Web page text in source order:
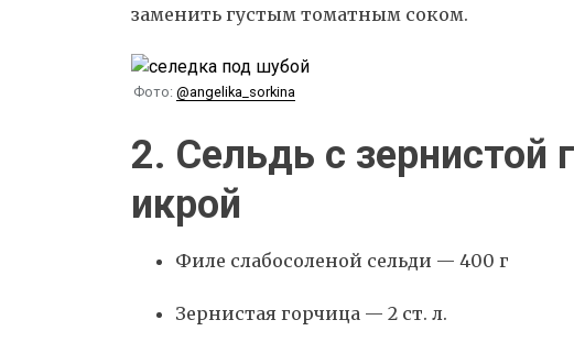
заменить густым томатным соком.
Фото: @angelika_sorkina
2. Сельдь с зернистой
икрой
Филе слабосоленой сельди — 400 г
Зернистая горчица — 2 ст. л.